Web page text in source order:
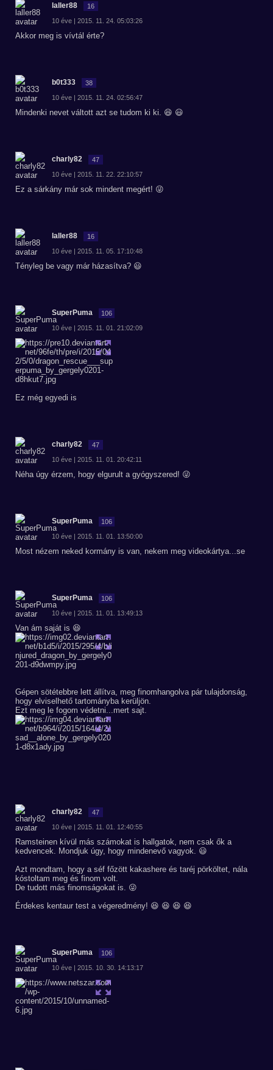
laller88 16
10 éve | 2015. 11. 24. 05:03:26
Akkor meg is vívtál érte?
b0t333 38
10 éve | 2015. 11. 24. 02:56:47
Mindenki nevet váltott azt se tudom ki ki. 😆 😃
charly82 47
10 éve | 2015. 11. 22. 22:10:57
Ez a sárkány már sok mindent megért! 😜
laller88 16
10 éve | 2015. 11. 05. 17:10:48
Tényleg be vagy már házasítva? 😃
SuperPuma 106
10 éve | 2015. 11. 01. 21:02:09
Ez még egyedi is
charly82 47
10 éve | 2015. 11. 01. 20:42:11
Néha úgy érzem, hogy elgurult a gyógyszered! 😜
SuperPuma 106
10 éve | 2015. 11. 01. 13:50:00
Most nézem neked kormány is van, nekem meg videokártya...se
SuperPuma 106
10 éve | 2015. 11. 01. 13:49:13
Van ám saját is 😆
Gépen sötétebbre lett állítva, meg finomhangolva pár tulajdonság,
hogy elviselhető tartományba kerüljön.
Ezt meg le fogom védetni...mert sajt.
charly82 47
10 éve | 2015. 11. 01. 12:40:55
Ramsteinen kívül más számokat is hallgatok, nem csak ők a
kedvencek. Mondjuk úgy, hogy mindenevő vagyok. 😃
Azt mondtam, hogy a séf főzött kakashere és taréj pörköltet, nála
kóstoltam meg és finom volt.
De tudott más finomságokat is. 😜
Érdekes kentaur test a végeredmény! 😆 😆 😆 😆
SuperPuma 106
10 éve | 2015. 10. 30. 14:13:17